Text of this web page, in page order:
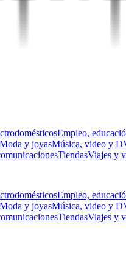
Empleo,
Moda y joyasMúsica, video y
TiendasViajes y
Empleo,
Moda y joyasMúsica, video y
TiendasViajes y